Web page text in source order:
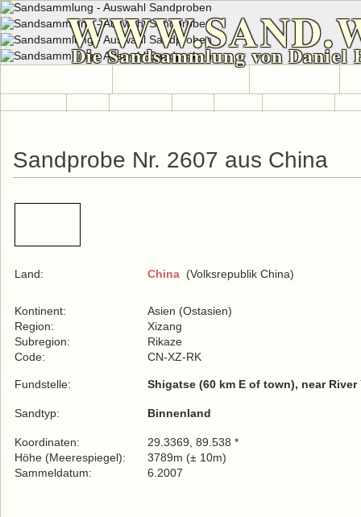
Die Sandsammlung von Daniel
Sandprobe Nr. 2607 aus China
Land: China (Volksrepublik China)
Kontinent:
Asien (Ostasien)
Region:
Xizang
Subregion:
Rikaze
Code:
CN-XZ-RK
Fundstelle: Shigatse (60 km E of town), near
Sandtyp: Binnenland
Koordinaten:
29.3369, 89.538 *
Höhe (Meerespiegel):
3789m (± 10m)
Sammeldatum:
6.2007